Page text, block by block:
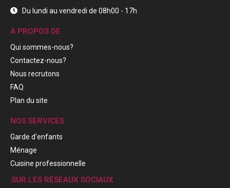
Du lundi au vendredi de 08h00 - 17h
A PROPOS DE
Qui sommes-nous?
Contactez-nous?
Nous recrutons
FAQ
Plan du site
NOS SERVICES
Garde d'enfants
Ménage
Cuisine professionnelle
SUR LES RÉSEAUX SOCIAUX